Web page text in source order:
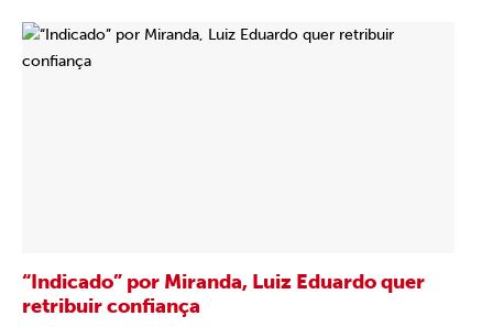
“Indicado” por Miranda, Luiz Eduardo quer
retribuir confiança